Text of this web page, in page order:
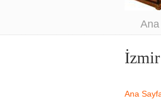
Navigation
Ana